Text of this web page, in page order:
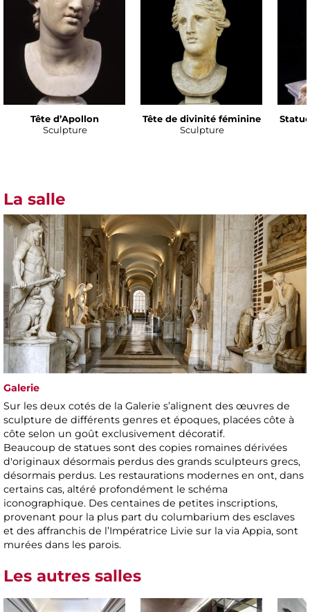
Tête d’Apollon
Sculpture
Tête de divinité féminine
Sculpture
La salle
Galerie
Sur les deux cotés de la Galerie s’alignent des œuvres de
sculpture de différents genres et époques, placées côte à
côte selon un goût exclusivement décoratif.
Beaucoup de statues sont des copies romaines dérivées
d'originaux désormais perdus des grands sculpteurs grecs,
désormais perdus. Les restaurations modernes en ont, dans
certains cas, altéré profondément le schéma
iconographique. Des centaines de petites inscriptions,
provenant pour la plus part du columbarium des esclaves
et des affranchis de l’Impératrice Livie sur la via Appia, sont
murées dans les parois.
Les autres salles